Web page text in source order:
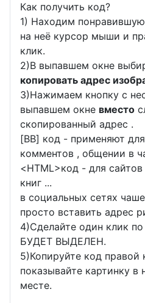
Как получить код?
1) Находим
на неё курсор мыши и
клик.
2)В выпавшем окне
копировать адрес
3)Нажимаем кнопку с
выпавшем окне вместо
скопированный адрес .
[BB] код - применяют
комментов , общении в
<HTML>код - для сайтов
книг ...
в социальных сетях
просто вставить адрес
4)Сделайте один клик
БУДЕТ ВЫДЕЛЕН.
5)Копируйте код
показывайте картинку
месте.